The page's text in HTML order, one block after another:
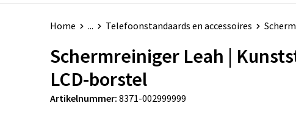
Home ... Telefoonstandaards en accessoires
Schermreiniger Leah |
LCD-borstel
Artikelnummer: 8371-002999999